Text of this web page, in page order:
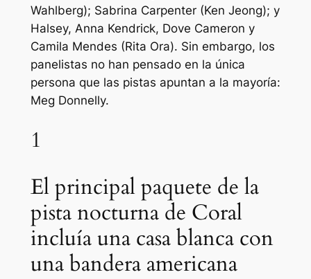
Wahlberg); Sabrina Carpenter (Ken Jeong); y
Halsey, Anna Kendrick, Dove Cameron y
Camila Mendes (Rita Ora). Sin embargo, los
panelistas no han pensado en la única
persona que las pistas apuntan a la mayoría:
Meg Donnelly.
1
El principal paquete de la
pista nocturna de Coral
incluía una casa blanca con
una bandera americana